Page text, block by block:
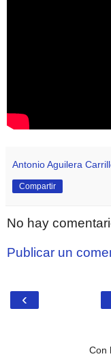
Antonio Aguilera
Compartir
No hay
Publicar un
‹
Con